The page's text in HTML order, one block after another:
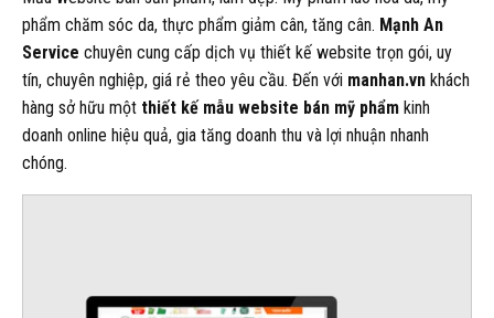
phẩm chăm sóc da, thực phẩm giảm cân, tăng cân. Mạnh An
Service chuyên cung cấp dịch vụ thiết kế website trọn gói, uy
tín, chuyên nghiệp, giá rẻ theo yêu cầu. Đến với manhan.vn khách
hàng sở hữu một thiết kế mẫu website bán mỹ phẩm kinh
doanh online hiệu quả, gia tăng doanh thu và lợi nhuận nhanh
chóng.